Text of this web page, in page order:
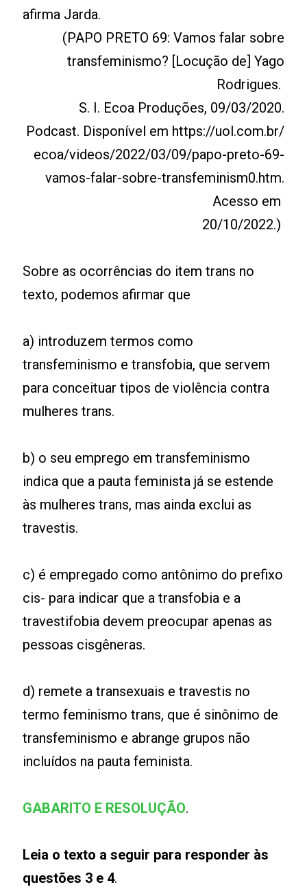
afirma Jarda.
(PAPO PRETO 69: Vamos falar sobre
transfeminismo? [Locução de] Yago
Rodrigues.
S. I. Ecoa Produções, 09/03/2020.
Podcast. Disponível em https://uol.com.br/
ecoa/videos/2022/03/09/papo-preto-69-
vamos-falar-sobre-transfeminism0.htm.
Acesso em
20/10/2022.)
Sobre as ocorrências do item trans no
texto, podemos afirmar que
a) introduzem termos como
transfeminismo e transfobia, que servem
para conceituar tipos de violência contra
mulheres trans.
b) o seu emprego em transfeminismo
indica que a pauta feminista já se estende
às mulheres trans, mas ainda exclui as
travestis.
c) é empregado como antônimo do prefixo
cis- para indicar que a transfobia e a
travestifobia devem preocupar apenas as
pessoas cisgêneras.
d) remete a transexuais e travestis no
termo feminismo trans, que é sinônimo de
transfeminismo e abrange grupos não
incluídos na pauta feminista.
GABARITO E RESOLUÇÃO.
Leia o texto a seguir para responder às
questões 3 e 4.